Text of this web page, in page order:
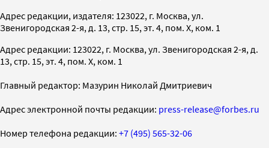
Адрес редакции, издателя: 123022, г. Москва, ул.
Звенигородская 2-я, д. 13, стр. 15, эт. 4, пом. X, ком. 1
Адрес редакции: 123022, г. Москва, ул. Звенигородская 2-я, д.
13, стр. 15, эт. 4, пом. X, ком. 1
Главный редактор: Мазурин Николай Дмитриевич
Адрес электронной почты редакции: press-release@forbes.ru
Номер телефона редакции: +7 (495) 565-32-06